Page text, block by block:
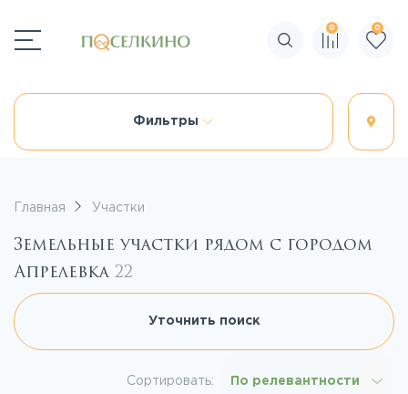
Поиск по сайту
0 0
Фильтры
Главная Участки
Земельные участки рядом с городом
Апрелевка 22
Уточнить поиск
Сортировать: По релевантности